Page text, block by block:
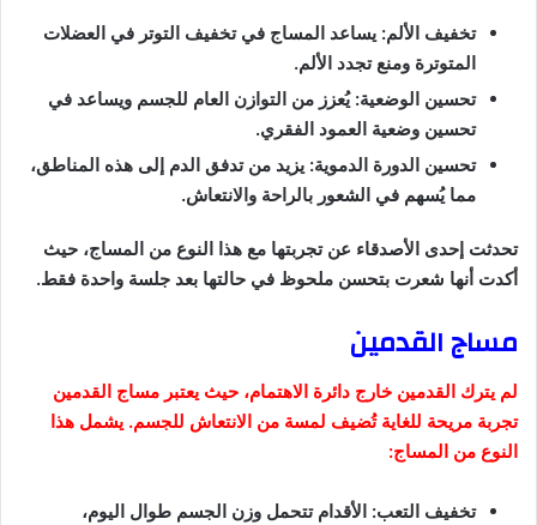
تخفيف الألم: يساعد المساج في تخفيف التوتر في العضلات
المتوترة ومنع تجدد الألم.
تحسين الوضعية: يُعزز من التوازن العام للجسم ويساعد في
تحسين وضعية العمود الفقري.
تحسين الدورة الدموية: يزيد من تدفق الدم إلى هذه المناطق،
مما يُسهم في الشعور بالراحة والانتعاش.
تحدثت إحدى الأصدقاء عن تجربتها مع هذا النوع من المساج، حيث
أكدت أنها شعرت بتحسن ملحوظ في حالتها بعد جلسة واحدة فقط.
مساج القدمين
لم يترك القدمين خارج دائرة الاهتمام، حيث يعتبر مساج القدمين
تجربة مريحة للغاية تُضيف لمسة من الانتعاش للجسم. يشمل هذا
النوع من المساج:
تخفيف التعب: الأقدام تتحمل وزن الجسم طوال اليوم،